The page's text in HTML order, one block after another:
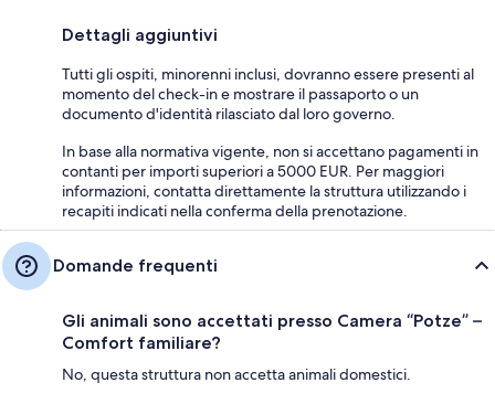
Dettagli aggiuntivi
Tutti gli ospiti, minorenni inclusi, dovranno essere presenti al
momento del check-in e mostrare il passaporto o un
documento d'identità rilasciato dal loro governo.
In base alla normativa vigente, non si accettano pagamenti in
contanti per importi superiori a 5000 EUR. Per maggiori
informazioni, contatta direttamente la struttura utilizzando i
recapiti indicati nella conferma della prenotazione.
Domande frequenti
Gli animali sono accettati presso Camera “Potze” –
Comfort familiare?
No, questa struttura non accetta animali domestici.